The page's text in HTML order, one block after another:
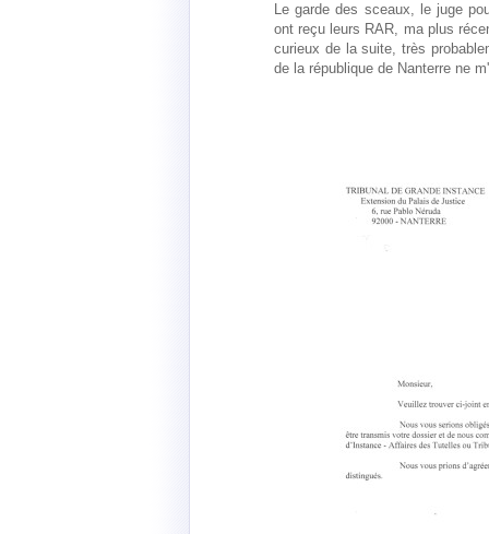
Le garde des sceaux, le juge
ont reçu leurs RAR, ma plus
curieux de la suite, très
de la république de Nanterre ne